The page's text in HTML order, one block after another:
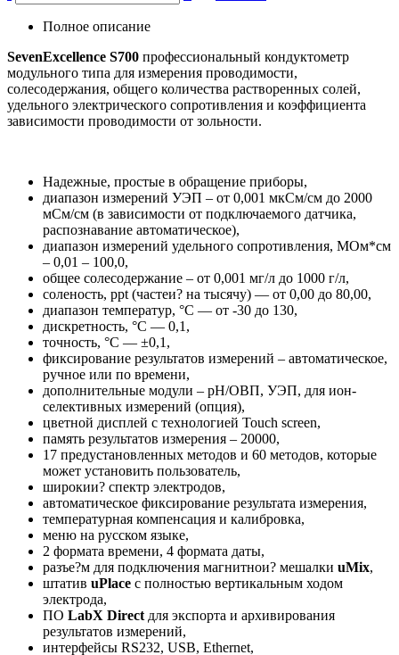
Полное описание
SevenExcellence S700 профессиональный кондуктометр
модульного типа для измерения проводимости,
солесодержания, общего количества растворенных солей,
удельного электрического сопротивления и коэффициента
зависимости проводимости от зольности.
Надежные, простые в обращение приборы,
диапазон измерений УЭП – от 0,001 мкСм/см до 2000
мСм/см (в зависимости от подключаемого датчика,
распознавание автоматическое),
диапазон измерений удельного сопротивления, МОм*см
– 0,01 – 100,0,
общее солесодержание – от 0,001 мг/л до 1000 г/л,
соленость, ppt (частеи? на тысячу) — от 0,00 до 80,00,
диапазон температур, °С — от -30 до 130,
дискретность, °С — 0,1,
точность, °С — ±0,1,
фиксирование результатов измерений – автоматическое,
ручное или по времени,
дополнительные модули – рН/ОВП, УЭП, для ион-
селективных измерений (опция),
цветной дисплей с технологией Touch screen,
память результатов измерения – 20000,
17 предустановленных методов и 60 методов, которые
может установить пользователь,
широкии? спектр электродов,
автоматическое фиксирование результата измерения,
температурная компенсация и калибровка,
меню на русском языке,
2 формата времени, 4 формата даты,
разъе?м для подключения магнитнои? мешалки uMix,
штатив uPlace с полностью вертикальным ходом
электрода,
ПО LabX Direct для экспорта и архивирования
результатов измерений,
интерфейсы RS232, USB, Ethernet,